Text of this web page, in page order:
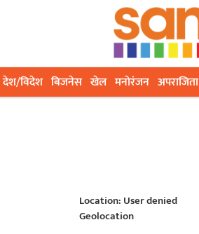
देश/विदेश बिजनेस खेल मनोरंजन अपराजिता
Location: User denied
Geolocation